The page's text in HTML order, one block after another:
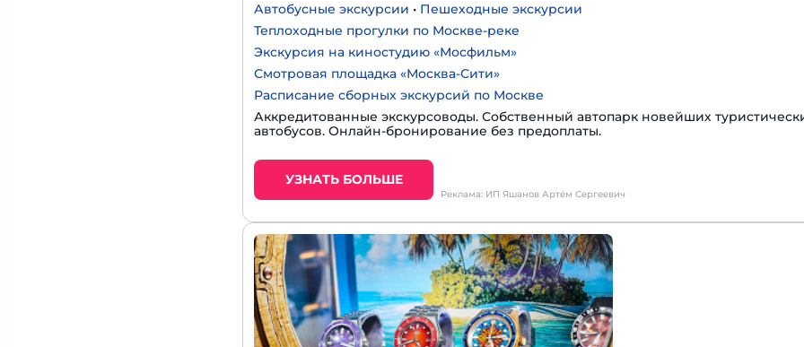
Автобусные экскурсии • Пешеходные экскурсии
Теплоходные прогулки по Москве-реке
Экскурсия на киностудию «Мосфильм»
Смотровая площадка «Москва-Сити»
Расписание сборных экскурсий по Москве
Аккредитованные экскурсоводы. Собственный автопарк новейших
автобусов. Онлайн-бронирование без предоплаты.
УЗНАТЬ БОЛЬШЕ
Реклама: ИП Яшанов Артём Сергеевич